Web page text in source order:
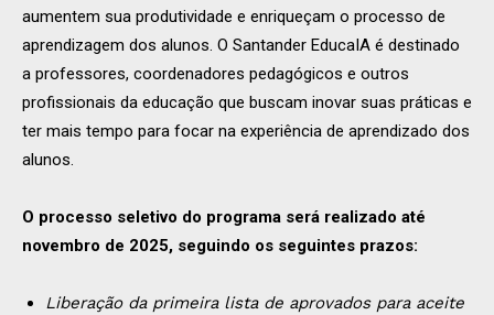
aumentem sua produtividade e enriqueçam o processo de
aprendizagem dos alunos. O Santander EducaIA é destinado
a professores, coordenadores pedagógicos e outros
profissionais da educação que buscam inovar suas práticas e
ter mais tempo para focar na experiência de aprendizado dos
alunos.
O processo seletivo do programa será realizado até
novembro de 2025, seguindo os seguintes prazos:
Liberação da primeira lista de aprovados para aceite